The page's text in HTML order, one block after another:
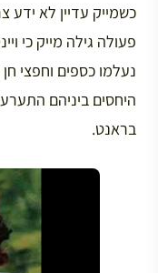
כשמייק עדיין לא
פעולה גילה מייק כי
נעלמו כספים וחפצי
היחסים ביניהם
בראנט.